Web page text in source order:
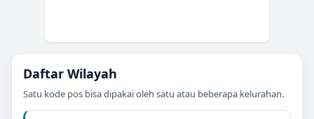
Daftar Wilayah
Satu kode pos bisa dipakai oleh satu atau beberapa kelurahan.